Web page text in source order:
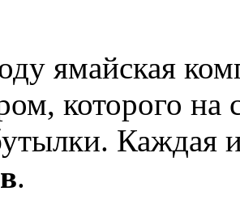
ямайская
которого на
Каждая
.